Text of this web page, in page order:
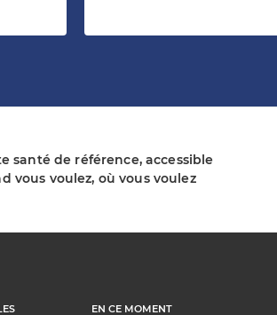
santé de référence, accessible
vous voulez, où vous voulez
EN CE MOMENT